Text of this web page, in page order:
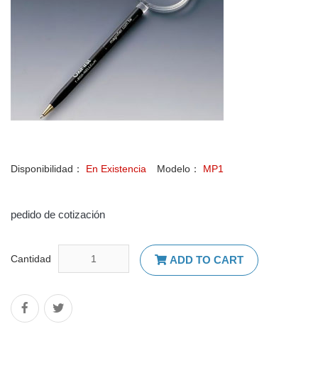
Disponibilidad： En Existencia Modelo： MP1
pedido de cotización
Cantidad ADD TO CART